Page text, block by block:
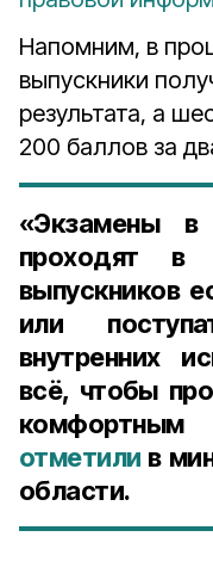
Напомним, в
выпускники
результата, а
200 баллов за
«Экзамены в
проходят в
выпускников
или
внутренних
всё, чтобы
отметили в
области.